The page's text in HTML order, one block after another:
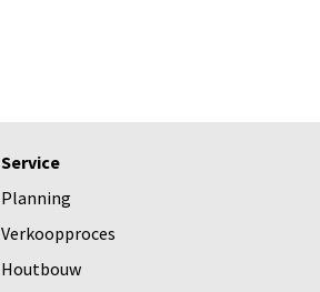
Service
Planning
Verkoopproces
Houtbouw